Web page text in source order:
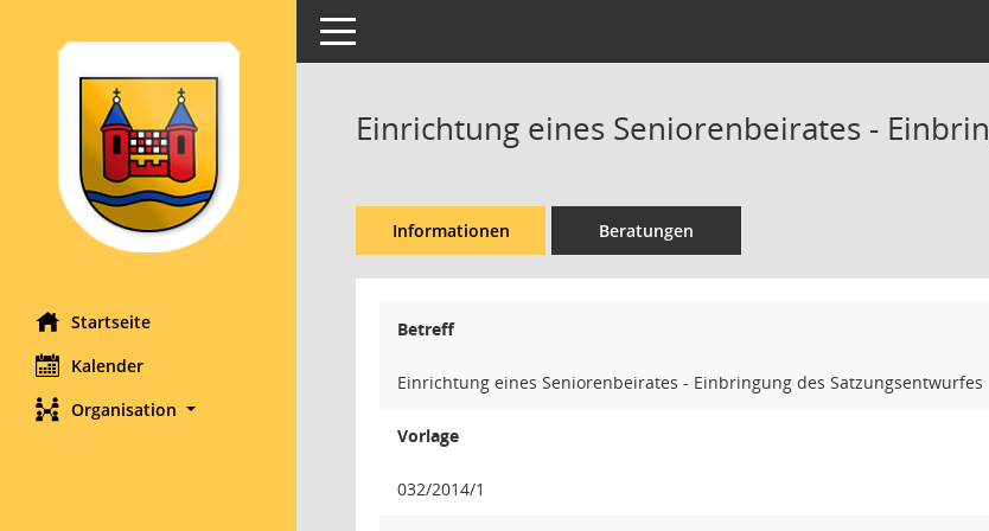
Startseite
Kalender
Organisation
Toggle navigation
Einrichtung eines Seniorenbeirates -
Informationen Beratungen
Betreff
Einrichtung eines Seniorenbeirates - Einbringung des Satzungsentwurfes
Vorlage
032/2014/1